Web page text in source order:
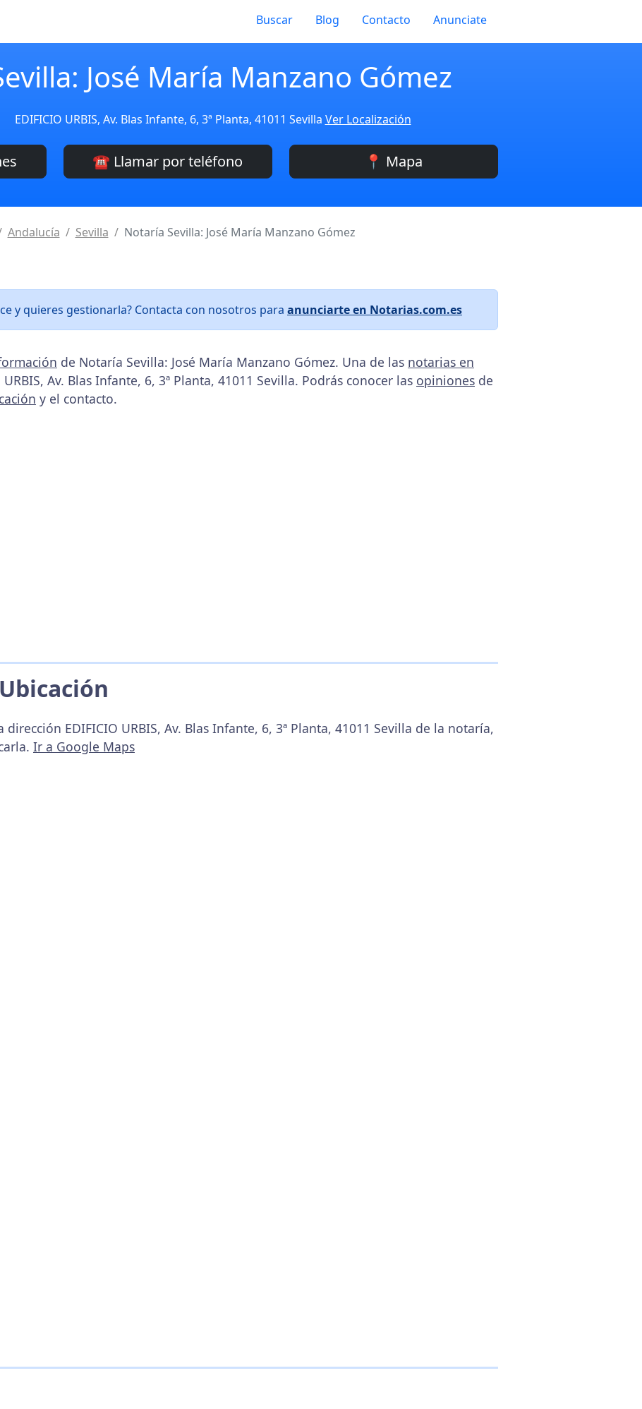
Buscar Blog Contacto Anunciate
José María Manzano Gómez
EDIFICIO URBIS, Av. Blas Infante, 6, 3ª Planta, 41011 Sevilla Ver Localización
☎️ Llamar por teléfono 📍 Mapa
Andalucía Sevilla Notaría Sevilla: José María Manzano Gómez
y quieres gestionarla? Contacta con nosotros para anunciarte en Notarias.com.es
de Notaría Sevilla: José María Manzano Gómez. Una de las notarias en
Av. Blas Infante, 6, 3ª Planta, 41011 Sevilla. Podrás conocer las opiniones de
y el contacto.
EDIFICIO URBIS, Av. Blas Infante, 6, 3ª Planta, 41011 Sevilla de la notaría,
Ir a Google Maps